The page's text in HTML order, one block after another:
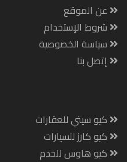
عن الموقع
شروط الإستخدام
سياسة الخصوصية
إتصل بنا
كيو سيتي للعقارات
كيو كارز للسيارات
كيو هاوس للخدم